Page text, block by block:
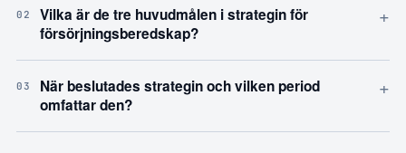
02
Vilka är de tre huvudmålen i strategin för
försörjningsberedskap?
+
03
När beslutades strategin och vilken period
omfattar den?
+